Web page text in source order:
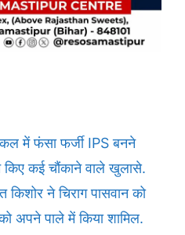
में फंसा फर्जी IPS बनने
किए कई चौंकाने वाले खुलासे.
ने चिराग पासवान को
अपने पाले में किया शामिल.